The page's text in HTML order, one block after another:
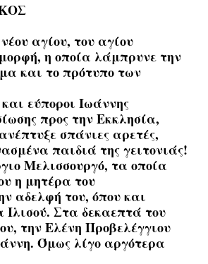
αγίου, του αγίου
η οποία λάμπρυνε την
και το πρότυπο των
εύποροι Ιωάννης
προς την Εκκλησία,
σπάνιες αρετές,
παιδιά της γειτονιάς!
Μελισσουργό, τα οποία
η μητέρα του
αδελφή του, όπου και
Στα δεκαεπτά του
την Ελένη Προβελέγγιου
Όμως λίγο αργότερα